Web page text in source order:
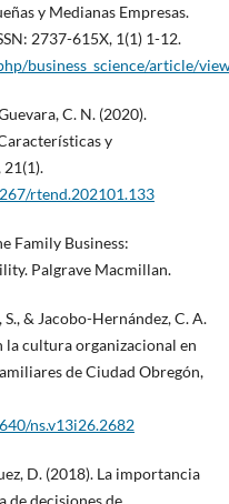
y Medianas Empresas.
2737-615X, 1(1) 1-12.
business_science/article/
C. N. (2020).
y
21(1).
rtend.202101.133
Family Business:
Palgrave Macmillan.
& Jacobo-Hernández, C. A.
la cultura organizacional en
de Ciudad Obregón,
ns.v13i26.2682
D. (2018). La importancia
de decisiones de